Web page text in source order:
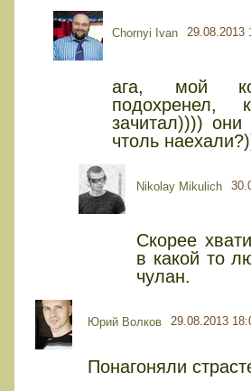
Chornyi Ivan 29.08.2013
ага, мой
подохренел,
зачитал))))
чтоль
Nikolay Mikulich
Скорее
в какой то
чулан.
Юрий Волков 29.08.2013
Понагоняли